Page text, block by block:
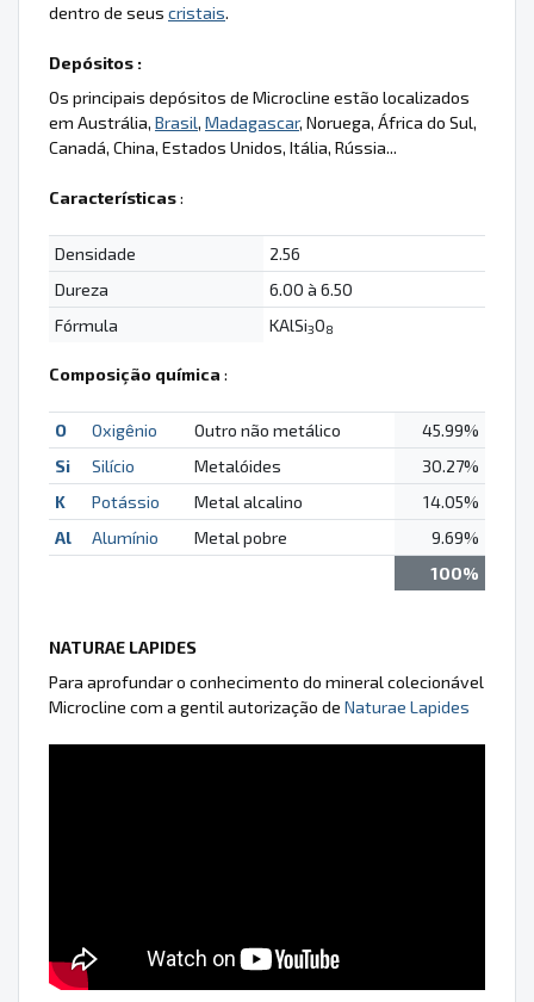
dentro de seus cristais.
Depósitos :
Os principais depósitos de Microcline estão localizados
em Austrália, Brasil, Madagascar, Noruega, África do Sul,
Canadá, China, Estados Unidos, Itália, Rússia...
Características:
Densidade
2.56
Dureza
6.00 à 6.50
Fórmula
KAlSi3O8
Composição química :
O Oxigênio Outro não metálico
45.99%
Si
Silício Metalóides
30.27%
K
Potássio Metal alcalino
14.05%
Al
Alumínio Metal pobre
9.69%
100%
NATURAE LAPIDES
Para aprofundar o conhecimento do mineral colecionável
Microcline com a gentil autorização de Naturae Lapides